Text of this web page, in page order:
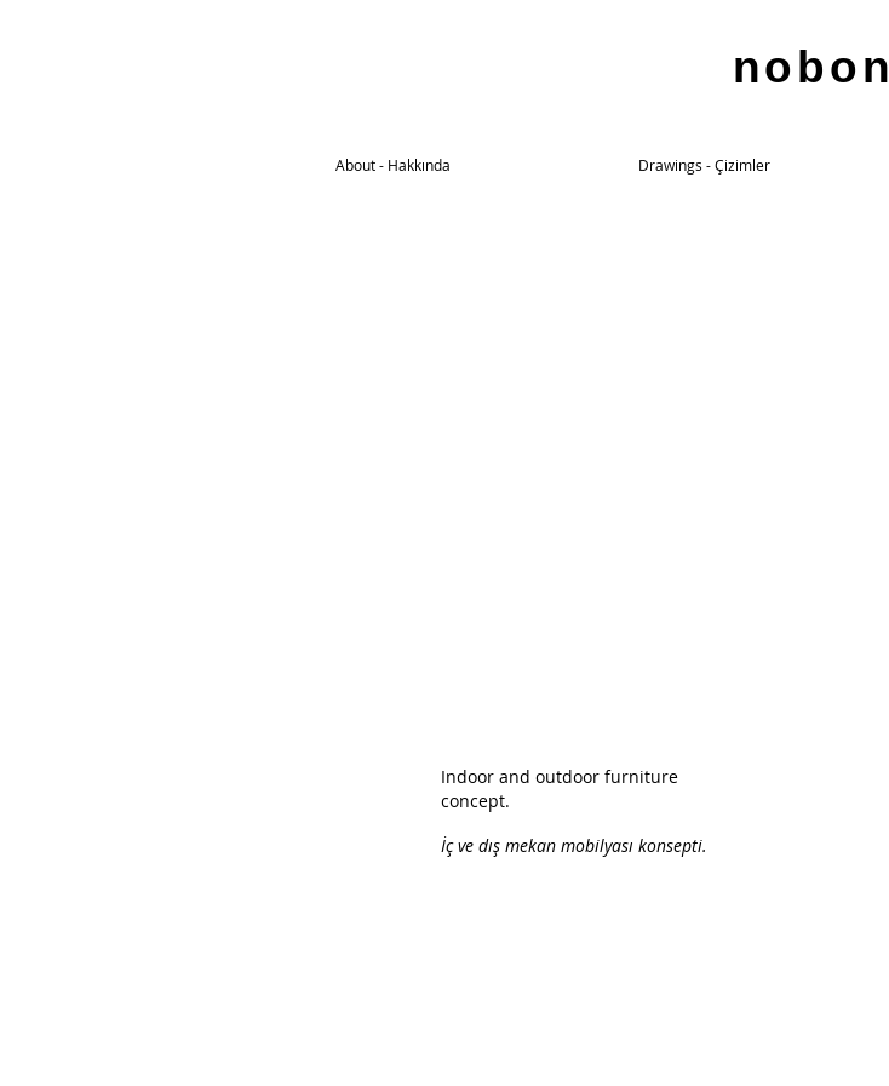
nobon
About - Hakkında Drawings - Çizimler
Indoor and outdoor furniture
concept.
İç ve dış mekan mobilyası konsepti.